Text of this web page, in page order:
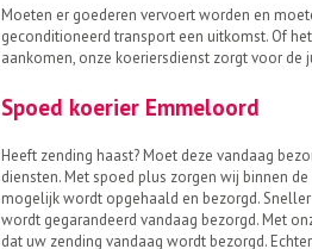
Moeten er goederen vervoert worden en
geconditioneerd transport een uitkomst. Of
aankomen, onze koeriersdienst zorgt voor
Spoed koerier Emmeloord
Heeft zending haast? Moet deze vandaag
diensten. Met spoed plus zorgen wij binnen
mogelijk wordt opgehaald en bezorgd.
wordt gegarandeerd vandaag bezorgd. Met
dat uw zending vandaag wordt bezorgd.